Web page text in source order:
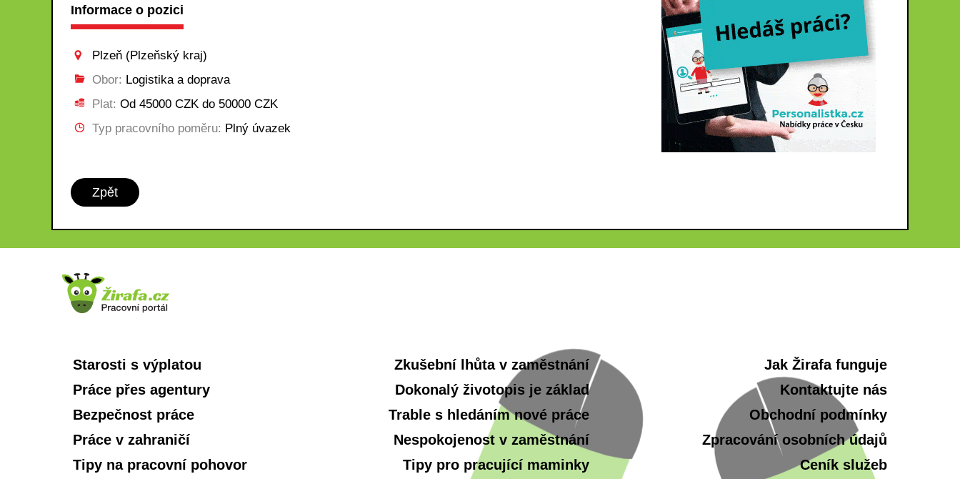
Informace o pozici
Plzeň (Plzeňský kraj)
Obor: Logistika a doprava
Plat: Od 45000 CZK do 50000 CZK
Typ pracovního poměru: Plný úvazek
Zpět
Starosti s výplatou
Práce přes agentury
Bezpečnost práce
Práce v zahraničí
Tipy na pracovní pohovor
Zkušební lhůta v zaměstnání
Dokonalý životopis je základ
Trable s hledáním nové práce
Nespokojenost v zaměstnání
Tipy pro pracující maminky
Jak Žirafa funguje
Kontaktujte nás
Obchodní podmínky
Zpracování osobních údajů
Ceník služeb